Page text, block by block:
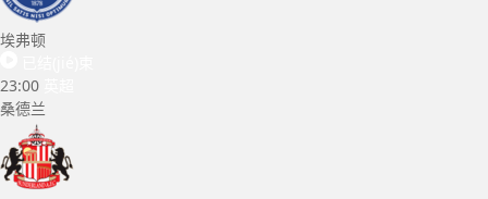
埃弗顿
23:00
桑德兰